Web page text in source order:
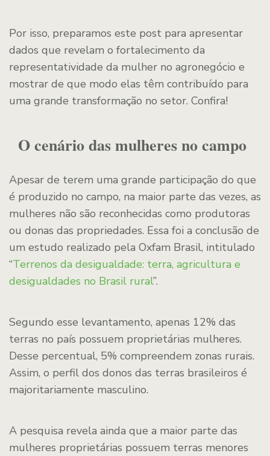
Por isso, preparamos este post para apresentar
dados que revelam o fortalecimento da
representatividade da mulher no agronegócio e
mostrar de que modo elas têm contribuído para
uma grande transformação no setor. Confira!
O cenário das mulheres no campo
Apesar de terem uma grande participação do que
é produzido no campo, na maior parte das vezes, as
mulheres não são reconhecidas como produtoras
ou donas das propriedades. Essa foi a conclusão de
um estudo realizado pela Oxfam Brasil, intitulado
“Terrenos da desigualdade: terra, agricultura e
desigualdades no Brasil rural”.
Segundo esse levantamento, apenas 12% das
terras no país possuem proprietárias mulheres.
Desse percentual, 5% compreendem zonas rurais.
Assim, o perfil dos donos das terras brasileiros é
majoritariamente masculino.
A pesquisa revela ainda que a maior parte das
mulheres proprietárias possuem terras menores